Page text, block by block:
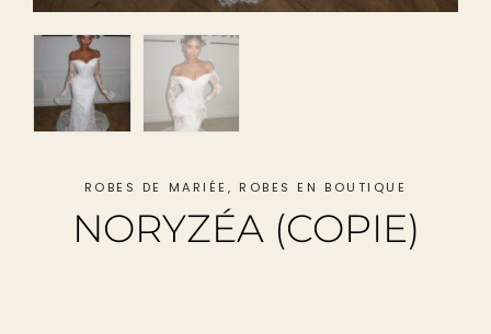
ROBES DE MARIÉE , ROBES EN BOUTIQUE
NORYZÉA (COPIE)